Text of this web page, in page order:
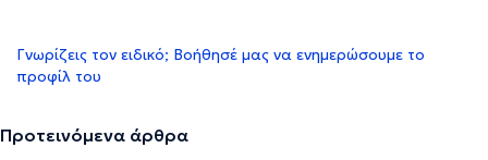
Γνωρίζεις τον ειδικό; Βοήθησέ μας να ενημερώσουμε το
προφίλ του
Προτεινόμενα άρθρα